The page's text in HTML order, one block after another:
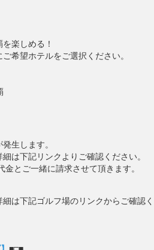
楽しめる！
希望ホテルをご選択ください。
生します。
は下記リンクよりご確認ください。
とご一緒に請求させて頂きます。
は下記ゴルフ場のリンクからご確認く